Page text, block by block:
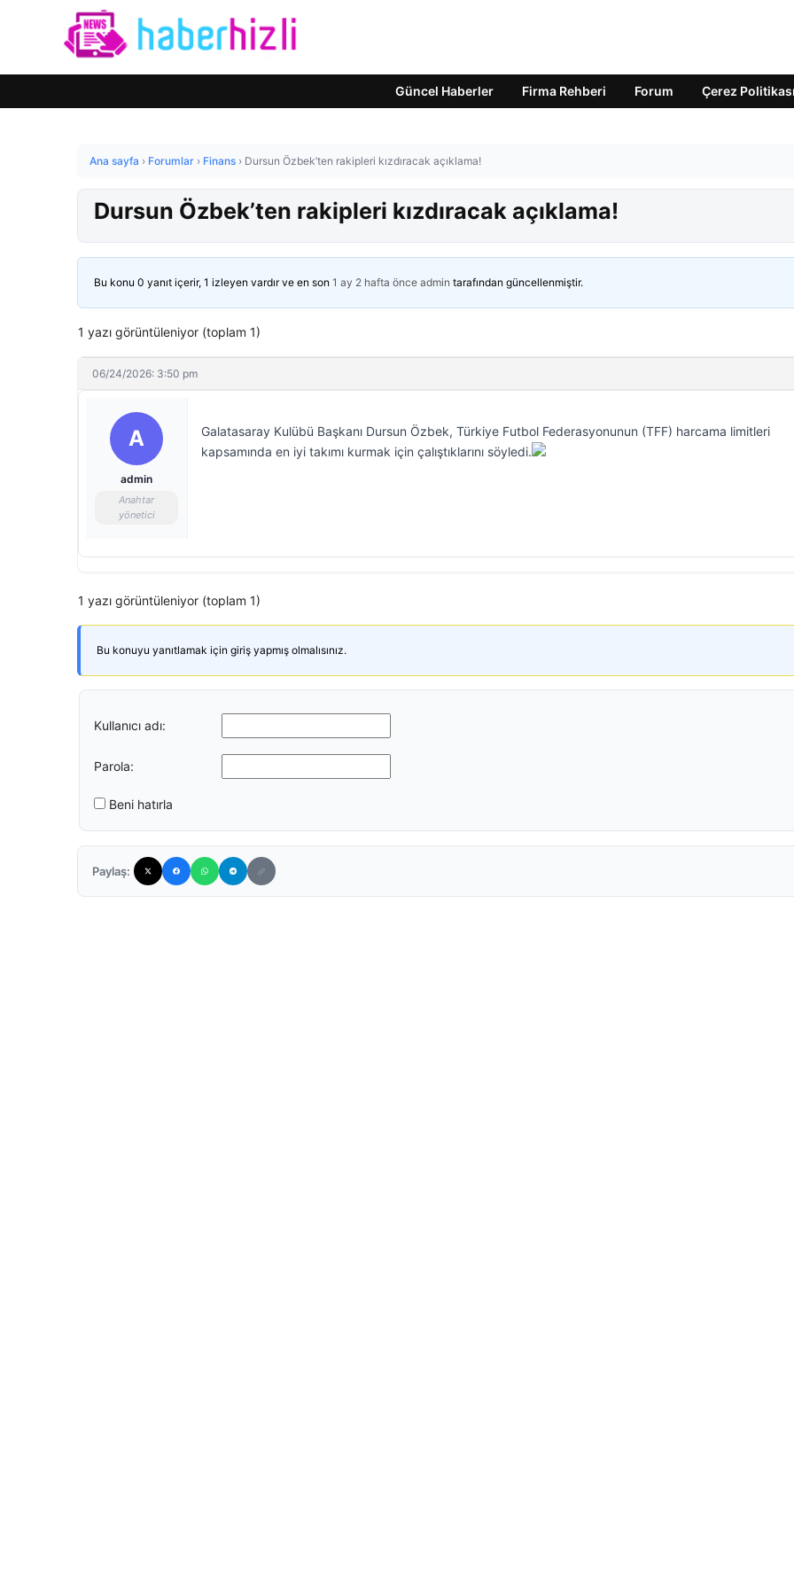
Güncel Haberler Firma Rehberi Forum Çerez Politikası
Ana sayfa › Forumlar › Finans › Dursun Özbek’ten rakipleri kızdıracak açıklama!
Dursun Özbek’ten rakipleri kızdıracak açıklama!
Bu konu 0 yanıt içerir, 1 izleyen vardır ve en son 1 ay 2 hafta önce admin tarafından güncellenmiştir.
1 yazı görüntüleniyor (toplam 1)
06/24/2026: 3:50 pm
A
admin
Anahtar
yönetici
Galatasaray Kulübü Başkanı Dursun Özbek, Türkiye Futbol Federasyonunun (TFF) harcama limitleri
kapsamında en iyi takımı kurmak için çalıştıklarını söyledi.
1 yazı görüntüleniyor (toplam 1)
Bu konuyu yanıtlamak için giriş yapmış olmalısınız.
Kullanıcı adı:
Parola:
Beni hatırla
Paylaş: